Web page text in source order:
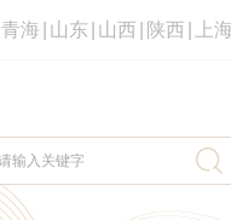
青海 山东 山西 陕西 上海